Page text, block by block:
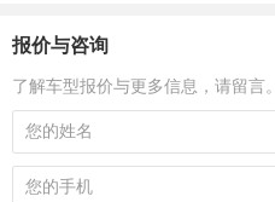
报价与咨询
了解车型报价与更多信息，请留言。